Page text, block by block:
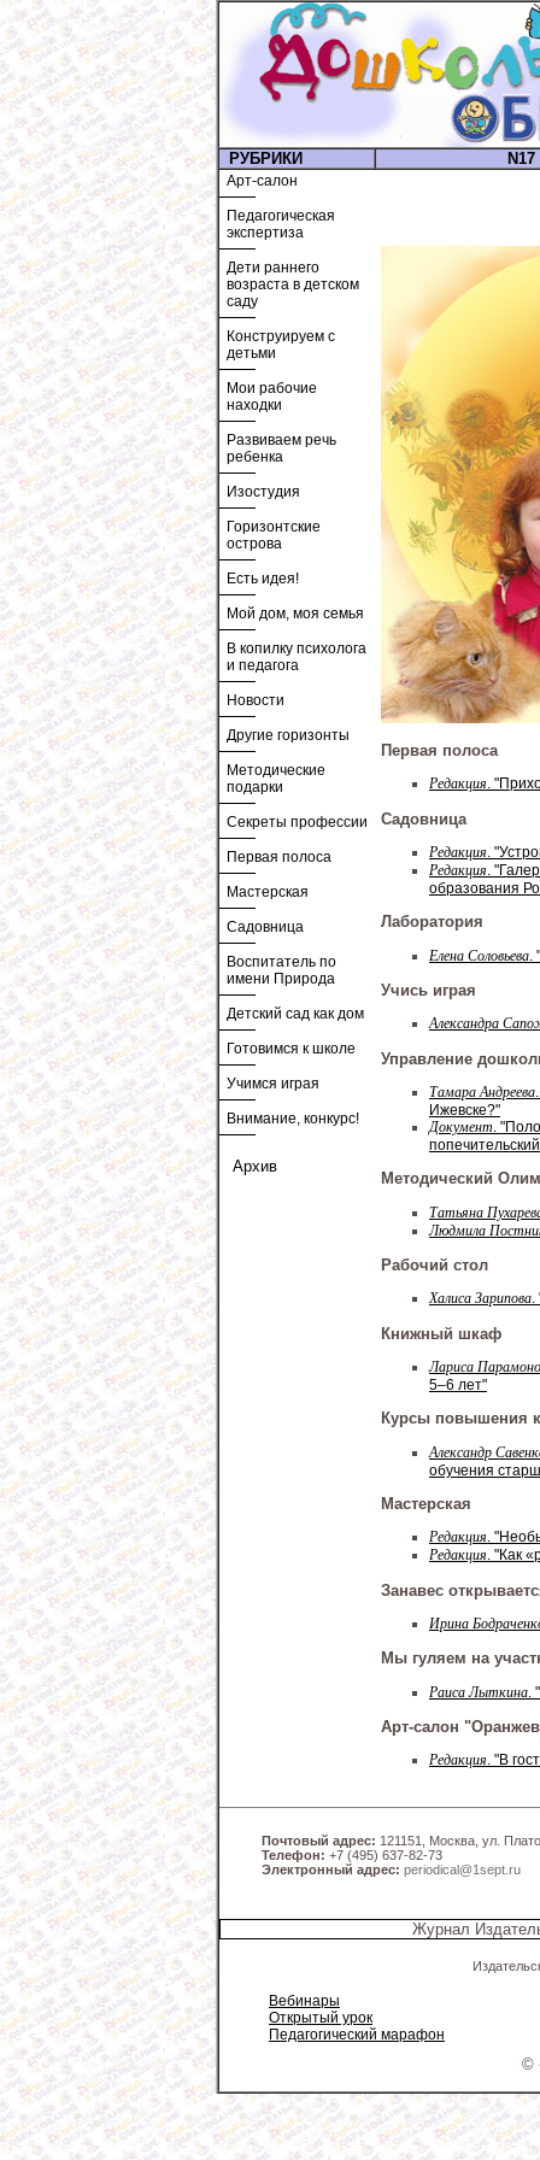
РУБРИКИ
Арт-салон
Педагогическая
экспертиза
Дети раннего
возраста в детском
саду
Конструируем с
детьми
Мои рабочие
находки
Развиваем речь
ребенка
Изостудия
Горизонтские
острова
Есть идея!
Мой дом, моя семья
В копилку психолога
и педагога
Новости
Другие горизонты
Методические
подарки
Секреты профессии
Первая полоса
Мастерская
Садовница
Воспитатель по
имени Природа
Детский сад как дом
Готовимся к школе
Учимся играя
Внимание, конкурс!
Архив
Первая полоса
Редакция.
Садовница
Редакция.
Редакция.
образования
Лаборатория
Елена Соловьева
Учись играя
Александра
Управление
Тамара Андреева
Ижевске?"
Документ.
Методический
Татьяна
Людмила
Рабочий стол
Халиса Зарипова.
Книжный шкаф
Лариса
5–6 лет"
Курсы повышения
Александр
обучения
Мастерская
Редакция.
Редакция. "Как
Занавес
Ирина
Мы гуляем на
Раиса Лыткина
Арт-салон
Редакция. "В
Почтовый адрес: 121151, Москва, ул.
Телефон: +7 (495) 637-82-73
Электронный адрес: periodical@1sept.ru
Журнал
Вебинары
Открытый урок
Педагогический марафон
©